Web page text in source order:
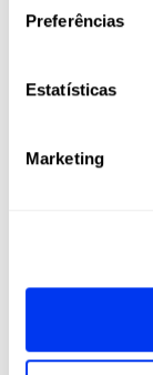
Preferências
Estatísticas
Marketing
Thickness:
Face:
Structural
compraram: